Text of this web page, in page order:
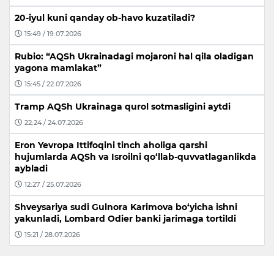
20-iyul kuni qanday ob-havo kuzatiladi?
15:49 / 19.07.2026
Rubio: “AQSh Ukrainadagi mojaroni hal qila oladigan
yagona mamlakat”
15:45 / 22.07.2026
Tramp AQSh Ukrainaga qurol sotmasligini aytdi
22:24 / 24.07.2026
Eron Yevropa Ittifoqini tinch aholiga qarshi
hujumlarda AQSh va Isroilni qo‘llab-quvvatlaganlikda
aybladi
12:27 / 25.07.2026
Shveysariya sudi Gulnora Karimova bo‘yicha ishni
yakunladi, Lombard Odier banki jarimaga tortildi
15:21 / 28.07.2026